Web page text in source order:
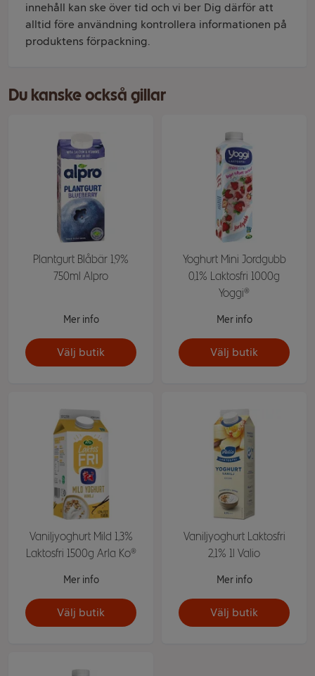
innehåll kan ske över tid och vi ber Dig därför att
alltid före användning kontrollera informationen på
produktens förpackning.
Du kanske också gillar
Plantgurt Blåbär 1,9%
750ml Alpro
Mer info
Välj butik
Yoghurt Mini Jordgubb
0,1% Laktosfri 1000g
Yoggi®
Mer info
Välj butik
Vaniljyoghurt Mild 1,3%
Laktosfri 1500g Arla Ko®
Mer info
Välj butik
Vaniljyoghurt Laktosfri
2,1% 1l Valio
Mer info
Välj butik